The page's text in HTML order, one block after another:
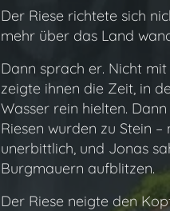
Der Riese richtete sich
mehr über das Land
Dann sprach er. Nicht
zeigte ihnen die Zeit, in
Wasser rein hielten.
Riesen wurden zu Stein
unerbittlich, und Jonas
Burgmauern aufblitzen.
Der Riese neigte den